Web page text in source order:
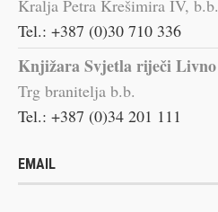
Kralja Petra Krešimira IV, b.b.
Tel.: +387 (0)30 710 336
Knjižara Svjetla riječi Livno
Trg branitelja b.b.
Tel.: +387 (0)34 201 111
EMAIL